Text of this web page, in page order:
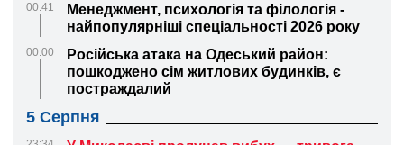
00:41
Менеджмент, психологія та філологія -
найпопулярніші спеціальності 2026 року
00:00
Російська атака на Одеський район:
пошкоджено сім житлових будинків, є
постраждалий
5 Серпня